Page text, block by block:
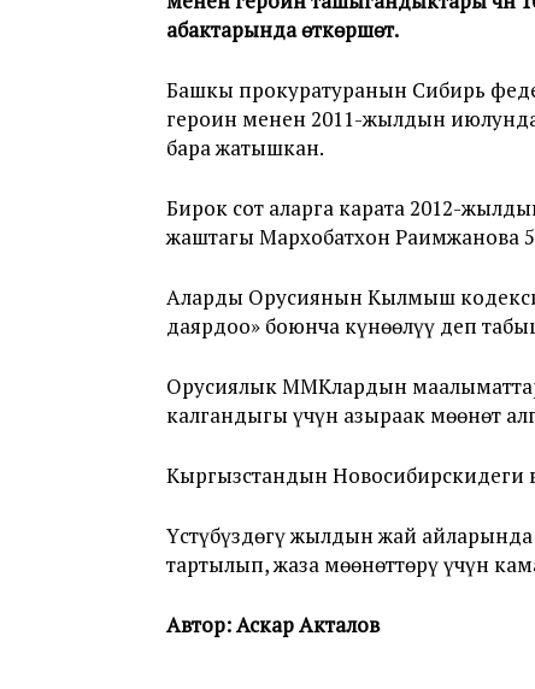
абактарында өткөрүшөт.
Башкы прокуратуранын Сибирь
героин менен 2011-жылдын
бара жатышкан.
Бирок сот аларга карата 2012-
жаштагы Мархобатхон Раимжанова
Аларды Орусиянын Кылмыш
даярдоо» боюнча күнөөлүү деп
Орусиялык ММКлардын
калгандыгы үчүн азыраак мөөнөт
Кыргызстандын Новосибирскидеги
Үстүбүздөгү жылдын жай
тартылып, жаза мөөнөттөрү үчүн
Автор: Аскар Акталов